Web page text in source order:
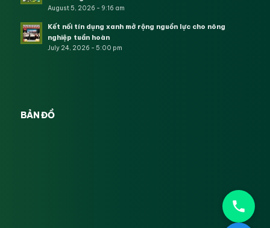
August 5, 2026 - 9:16 am
Kết nối tín dụng xanh mở rộng nguồn lực cho nông
nghiệp tuần hoàn
July 24, 2026 - 5:00 pm
BẢN ĐỒ